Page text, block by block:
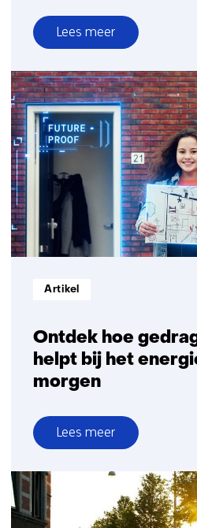
Lees meer
over
Ontdek hoe
helpt bij het
morgen
Informatietype:
Artikel
Lees meer
over
gedragsverandering